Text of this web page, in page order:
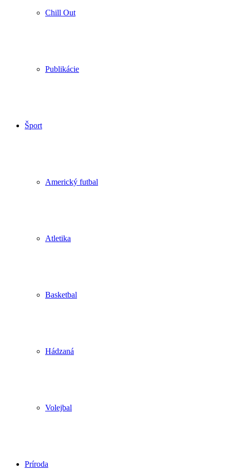
Chill Out
Publikácie
Šport
Americký futbal
Atletika
Basketbal
Hádzaná
Volejbal
Príroda